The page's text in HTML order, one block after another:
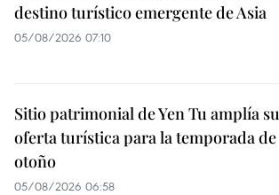
destino turístico emergente de Asia
05/08/2026 07:10
Sitio patrimonial de Yen Tu amplía su
oferta turística para la temporada de
otoño
05/08/2026 06:58